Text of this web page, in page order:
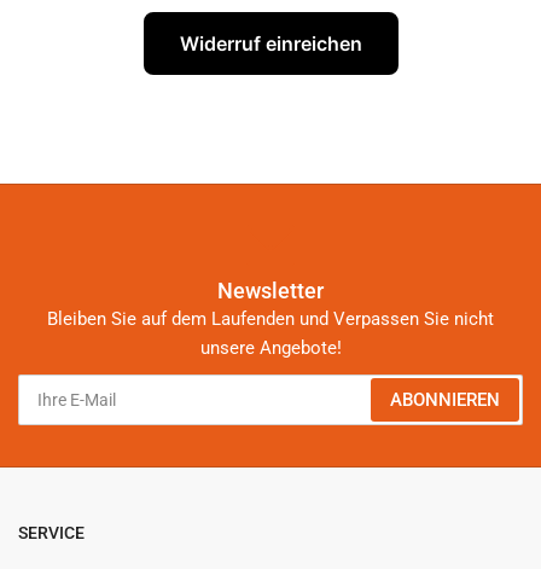
Widerruf einreichen
Newsletter
Bleiben Sie auf dem Laufenden und Verpassen Sie nicht
unsere Angebote!
Ihre
Mail
ABONNIEREN
SERVICE